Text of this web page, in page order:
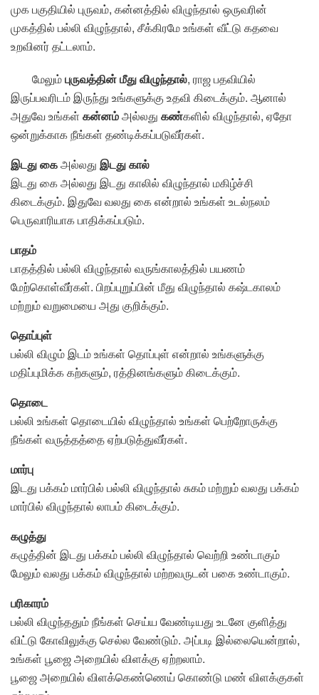
முக பகுதியில் புருவம், கன்னத்தில் விழுந்தால் ஒருவரின்
முகத்தில் பல்லி விழுந்தால், சீக்கிரமே உங்கள் வீட்டு கதவை
உறவினர் தட்டலாம்.
மேலும்புருவத்தின் மீது விழுந்தால், ராஜ பதவியில்
இருப்பவரிடம் இருந்து உங்களுக்கு உதவி கிடைக்கும். ஆனால்
அதுவே உங்கள் கன்னம்அல்லது கண்களில் விழுந்தால், ஏதோ
ஒன்றுக்காக நீங்கள் தண்டிக்கப்படுவீர்கள்.
இடது கைஅல்லது இடது கால்
இடது கை அல்லது இடது காலில் விழுந்தால் மகிழ்ச்சி
கிடைக்கும். இதுவே வலது கை என்றால் உங்கள் உடல்நலம்
பெருவாரியாக பாதிக்கப்படும்.
பாதம்
பாதத்தில் பல்லி விழுந்தால் வருங்காலத்தில் பயணம்
மேற்கொள்வீர்கள். பிறப்புறுப்பின் மீது விழுந்தால் கஷ்டகாலம்
மற்றும் வறுமையை அது குறிக்கும்.
தொப்புள்
பல்லி விழும் இடம் உங்கள் தொப்புள் என்றால் உங்களுக்கு
மதிப்புமிக்க கற்களும், ரத்தினங்களும் கிடைக்கும்.
தொடை
பல்லி உங்கள் தொடையில் விழுந்தால் உங்கள் பெற்றோருக்கு
நீங்கள் வருத்தத்தை ஏற்படுத்துவீர்கள்.
மார்பு
இடது பக்கம் மார்பில் பல்லி விழுந்தால் சுகம் மற்றும் வலது பக்கம்
மார்பில் விழுந்தால் லாபம் கிடைக்கும்.
கழுத்து
கழுத்தின் இடது பக்கம் பல்லி விழுந்தால் வெற்றி உண்டாகும்
மேலும் வலது பக்கம் விழுந்தால் மற்றவருடன் பகை உண்டாகும்.
பரிகாரம்
பல்லி விழுந்ததும் நீங்கள் செய்ய வேண்டியது உடனே குளித்து
விட்டு கோவிலுக்கு செல்ல வேண்டும். அப்படி இல்லையென்றால்,
உங்கள் பூஜை அறையில் விளக்கு ஏற்றலாம்.
பூஜை அறையில் விளக்கெண்ணெய் கொண்டு மண் விளக்குகள்